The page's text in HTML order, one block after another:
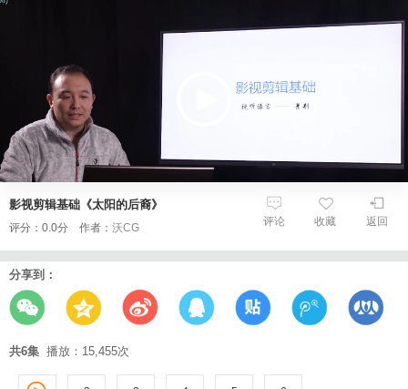
影视剪辑基础《太阳的后裔》
评分：0.0分 作者： 沃CG 返回
收藏
评论
分享到：
共6集 播放：15,455次